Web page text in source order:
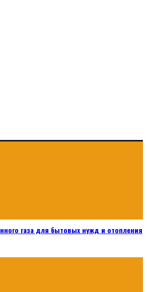
газа для бытовых нужд и отопления